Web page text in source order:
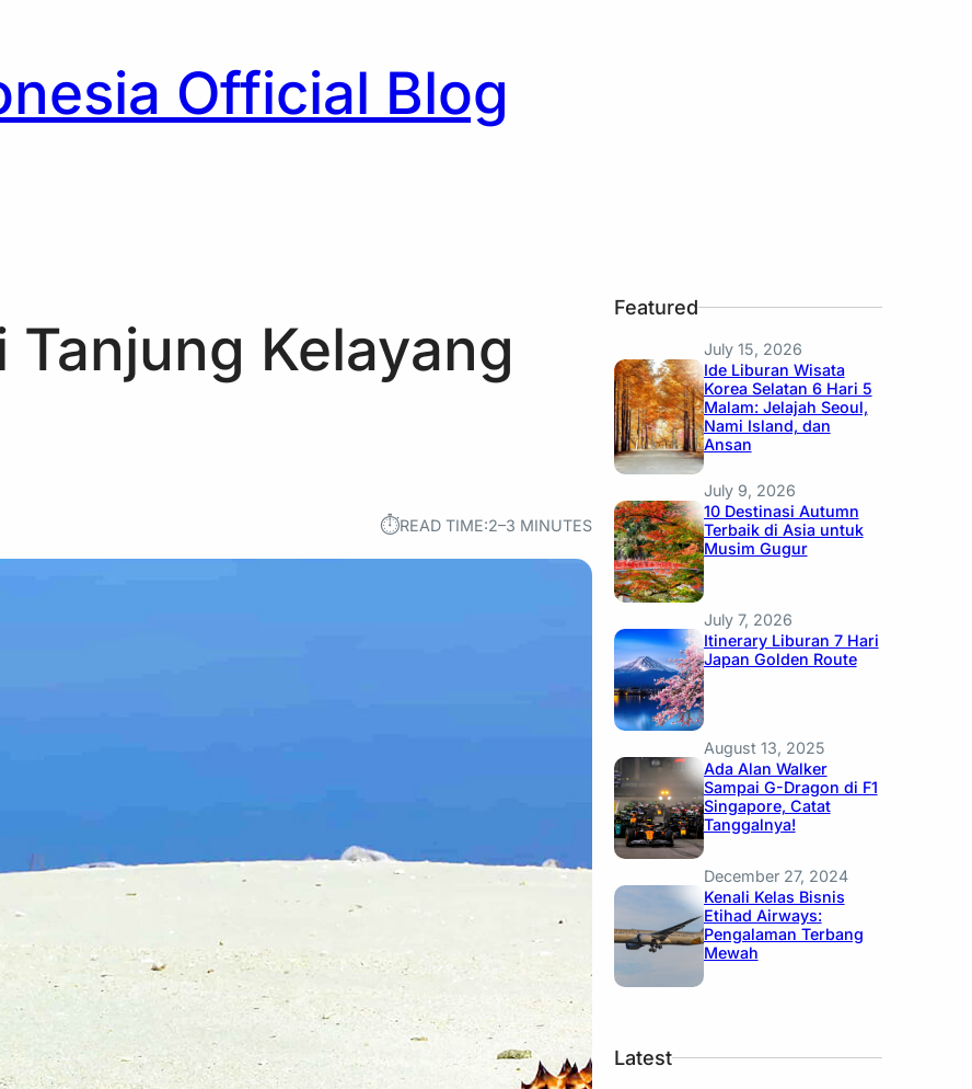
Official Blog
Tanjung Kelayang
⏱︎READ TIME:2–3 MINUTES
Featured
July 15, 2026
Ide Liburan Wisata
Korea Selatan 6 Hari 5
Malam: Jelajah Seoul,
Nami Island, dan
Ansan
July 9, 2026
10 Destinasi Autumn
Terbaik di Asia untuk
Musim Gugur
July 7, 2026
Itinerary Liburan 7 Hari
Japan Golden Route
August 13, 2025
Ada Alan Walker
Sampai G-Dragon di F1
Singapore, Catat
Tanggalnya!
December 27, 2024
Kenali Kelas Bisnis
Etihad Airways:
Pengalaman Terbang
Mewah
Latest